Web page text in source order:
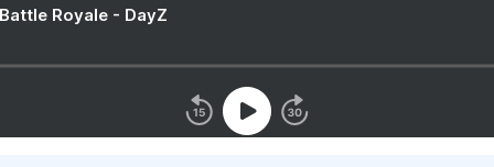
Royale - DayZ